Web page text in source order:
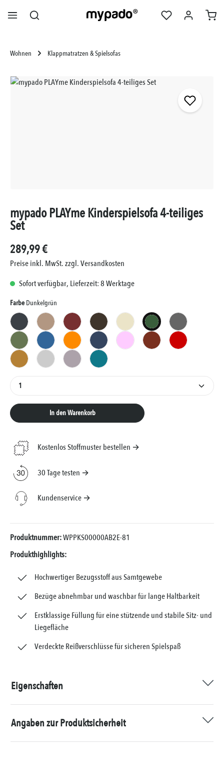
springen
Wohnen Klappmatratzen & Spielsofas
Bildergalerie überspringen
mypado PLAYme Kinderspielsofa 4-teiliges
Set
289,99 €
Preise inkl. MwSt. zzgl. Versandkosten
Sofort verfügbar, Lieferzeit: 8 Werktage
FarbeAuswählen
Dunkelgrün
Anthrazit Beige Bordeaux Braun Creme DunkelgrünGrau
Khaki
Marine Orange Petrol Rosa Rostbraun Rot
Senfgelb
Silber Taupe Türkis
Produkt Anzahl: Gib den gewünschten Wert ein
In den Warenkorb
Kostenlos Stoffmuster bestellen →
30 Tage testen →
Kundenservice →
Produktnummer:WPPKS00000AB2E-81
Produkthighlights:
Hochwertiger Bezugsstoff aus Samtgewebe
Bezüge abnehmbar und waschbar für lange Haltbarkeit
Erstklassige Füllung für eine stützende und stabile Sitz- und
Liegefläche
Verdeckte Reißverschlüsse für sicheren Spielspaß
Eigenschaften
Angaben zur Produktsicherheit